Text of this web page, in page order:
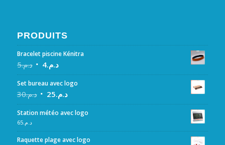
PRODUITS
Bracelet piscine Kénitra
د.م.5 د.م.4
Set bureau avec logo
د.م.30 د.م.25
Station météo avec logo
د.م.65
Raquette plage avec logo